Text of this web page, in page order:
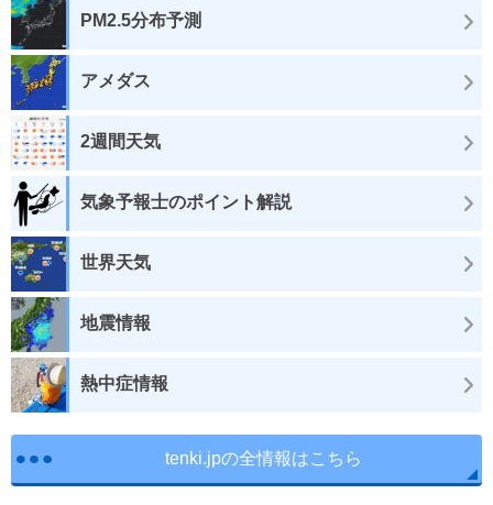
PM2.5分布予測
アメダス
2週間天気
気象予報士のポイント解説
世界天気
地震情報
熱中症情報
tenki.jpの全情報はこちら